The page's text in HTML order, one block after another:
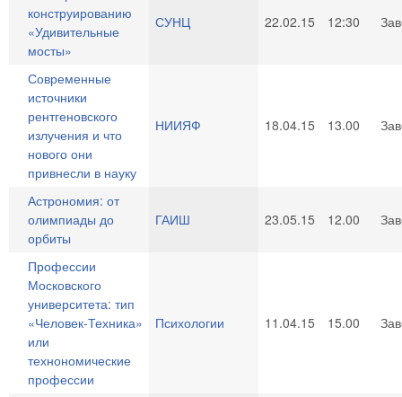
конструированию
«Удивительные
мосты»
СУНЦ 22.02.15 12:30
Современные
источники
рентгеновского
излучения и что
нового они
привнесли в науку
НИИЯФ 18.04.15 13.00
Астрономия: от
олимпиады до
орбиты
ГАИШ 23.05.15 12.00
Профессии
Московского
университета: тип
«Человек-Техника»
или
технономические
профессии
Психологии 11.04.15 15.00